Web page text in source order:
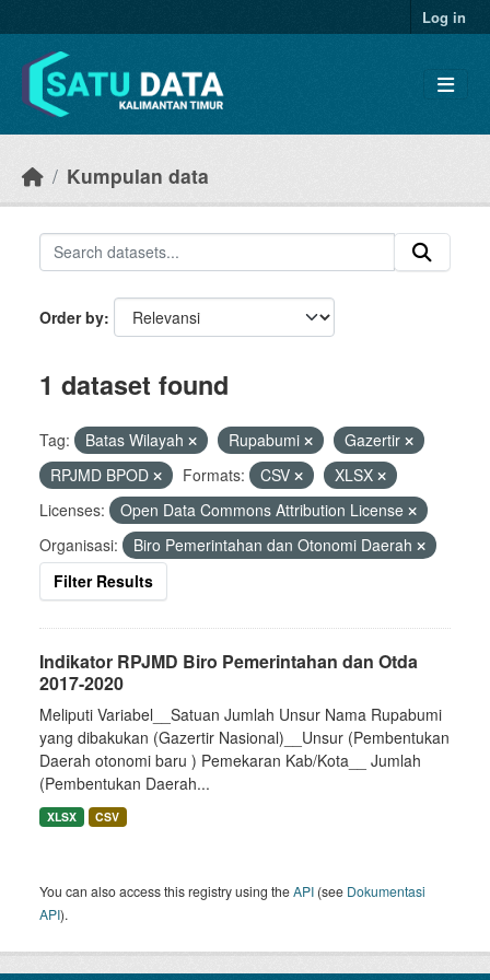
Log in
Kumpulan data
Order by
1 dataset found
Tag: Batas Wilayah Rupabumi
Gazertir
RPJMD BPOD
Formats: CSV
XLSX
Licenses:
Open Data Commons Attribution License
Organisasi:
Biro Pemerintahan dan Otonomi Daerah
Filter Results
Indikator RPJMD Biro Pemerintahan dan Otda
2017-2020
Meliputi Variabel__Satuan Jumlah Unsur Nama Rupabumi
yang dibakukan (Gazertir Nasional)__Unsur (Pembentukan
Daerah otonomi baru ) Pemekaran Kab/Kota__ Jumlah
(Pembentukan Daerah...
XLSX CSV
You can also access this registry using theAPI (see Dokumentasi
API).